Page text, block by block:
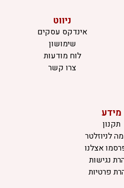
ניווט
אינדקס עסקים
שימושון
לוח מודעות
צרו קשר
מידע
תקנון
לניוזלטר
אצלנו
נגישות
פרטיות